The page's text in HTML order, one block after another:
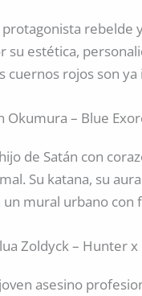
protagonista rebelde
su estética,
cuernos rojos son
Okumura – Blue
de Satán con
Su katana, su
un mural urbano con
Zoldyck – Hunter
asesino